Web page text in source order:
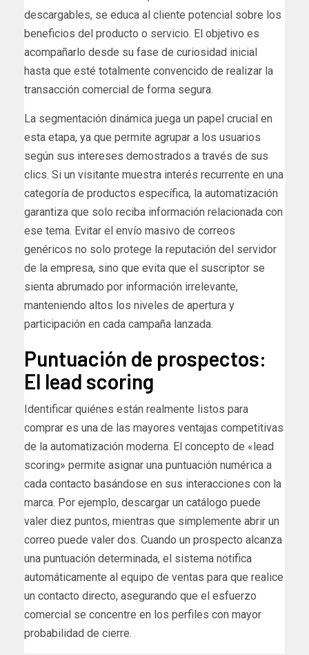
descargables, se educa al cliente potencial sobre los
beneficios del producto o servicio. El objetivo es
acompañarlo desde su fase de curiosidad inicial
hasta que esté totalmente convencido de realizar la
transacción comercial de forma segura.
La segmentación dinámica juega un papel crucial en
esta etapa, ya que permite agrupar a los usuarios
según sus intereses demostrados a través de sus
clics. Si un visitante muestra interés recurrente en una
categoría de productos específica, la automatización
garantiza que solo reciba información relacionada con
ese tema. Evitar el envío masivo de correos
genéricos no solo protege la reputación del servidor
de la empresa, sino que evita que el suscriptor se
sienta abrumado por información irrelevante,
manteniendo altos los niveles de apertura y
participación en cada campaña lanzada.
Puntuación de prospectos:
El lead scoring
Identificar quiénes están realmente listos para
comprar es una de las mayores ventajas competitivas
de la automatización moderna. El concepto de «lead
scoring» permite asignar una puntuación numérica a
cada contacto basándose en sus interacciones con la
marca. Por ejemplo, descargar un catálogo puede
valer diez puntos, mientras que simplemente abrir un
correo puede valer dos. Cuando un prospecto alcanza
una puntuación determinada, el sistema notifica
automáticamente al equipo de ventas para que realice
un contacto directo, asegurando que el esfuerzo
comercial se concentre en los perfiles con mayor
probabilidad de cierre.